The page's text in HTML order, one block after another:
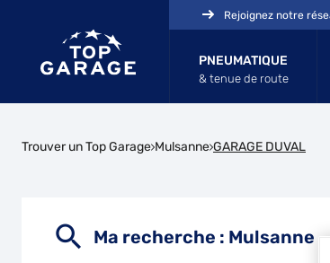
PNEUMATIQUE
& tenue de route
Rejoignez notre
Trouver un Top Garage Mulsanne GARAGE DUVAL
Ma recherche : Mulsanne